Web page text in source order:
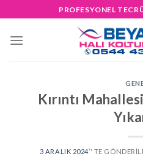
to
content
PROFESYONEL
Kırıntı
3 ARALIK 2024’' TE